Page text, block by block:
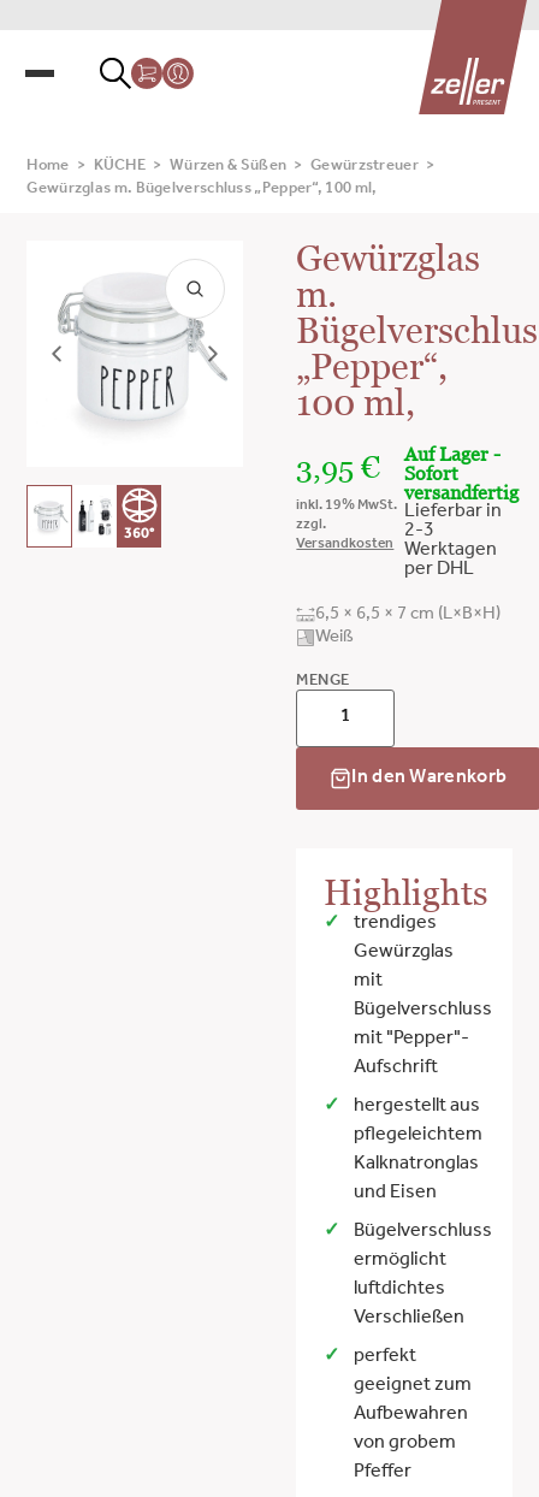
Home > KÜCHE > Würzen & Süßen > Gewürzstreuer >
Gewürzglas m. Bügelverschluss „Pepper“, 100 ml,
360°
Gewürzglas
m.
„Pepper“,
100 ml,
3,95€
inkl. 19% MwSt.
zzgl.
Versandkosten
Auf Lager -
Sofort
versandfertig
Lieferbar in
2-3
Werktagen
per DHL
6,5 × 6,5 × 7 cm (L×B×H)
Weiß
MENGE
In den Warenkorb
Highlights
trendiges
Gewürzglas
mit
Bügelverschluss
mit "Pepper"-
Aufschrift
hergestellt aus
pflegeleichtem
Kalknatronglas
und Eisen
Bügelverschluss
ermöglicht
luftdichtes
Verschließen
perfekt
geeignet zum
Aufbewahren
von grobem
Pfeffer